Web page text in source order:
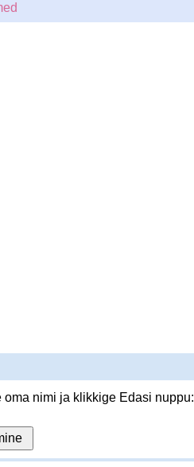
oma nimi ja klikkige Edasi nuppu: